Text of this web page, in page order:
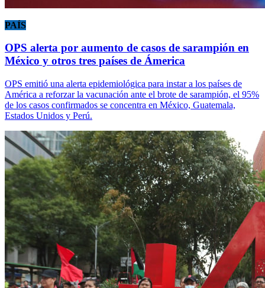
PAÍS
OPS alerta por aumento de casos de sarampión en
México y otros tres países de Ámerica
OPS emitió una alerta epidemiológica para instar a los países de
América a reforzar la vacunación ante el brote de sarampión, el 95%
de los casos confirmados se concentra en México, Guatemala,
Estados Unidos y Perú.